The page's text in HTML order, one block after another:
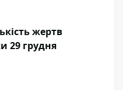
жертв
29 грудня